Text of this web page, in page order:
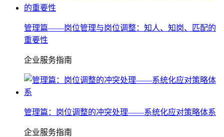
管理篇——岗位管理与岗位调整：知人、知岗、匹配的
重要性
企业服务指南
管理篇：岗位调整的冲突处理——系统化应对策略体系
企业服务指南